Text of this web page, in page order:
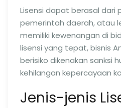
Lisensi dapat berasal dari
pemerintah daerah, atau
memiliki kewenangan di
lisensi yang tepat, bisnis
berisiko dikenakan sanksi
kehilangan kepercayaan
Jenis-jenis